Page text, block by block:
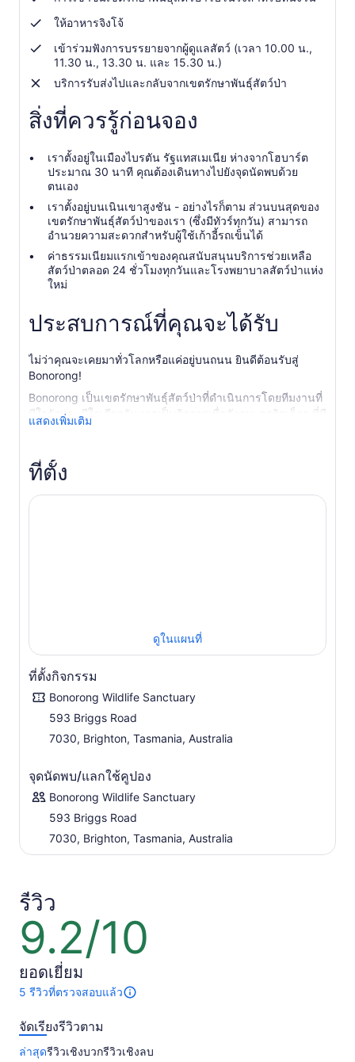
คน
ให้อาหารจิงโจ้
เข้าร่วมฟังการบรรยายจากผู้ดูแลสัตว์ (เวลา 10.00 น.,
11.30 น., 13.30 น. และ 15.30 น.)
บริการรับส่งไปและกลับจากเขตรักษาพันธุ์สัตว์ป่า
สิ่งที่ควรรู้ก่อนจอง
เราตั้งอยู่ในเมืองไบรตัน รัฐแทสเมเนีย ห่างจากโฮบาร์ต
ประมาณ 30 นาที คุณต้องเดินทางไปยังจุดนัดพบด้วย
ตนเอง
เราตั้งอยู่บนเนินเขาสูงชัน - อย่างไรก็ตาม ส่วนบนสุดของ
เขตรักษาพันธุ์สัตว์ป่าของเรา (ซึ่งมีทัวร์ทุกวัน) สามารถ
อำนวยความสะดวกสำหรับผู้ใช้เก้าอี้รถเข็นได้
ค่าธรรมเนียมแรกเข้าของคุณสนับสนุนบริการช่วยเหลือ
สัตว์ป่าตลอด 24 ชั่วโมงทุกวันและโรงพยาบาลสัตว์ป่าแห่ง
ใหม่
ประสบการณ์ที่คุณจะได้รับ
ไม่ว่าคุณจะเคยมาทั่วโลกหรือแค่อยู่บนถนน ยินดีต้อนรับสู่
Bonorong!
Bonorong เป็นเขตรักษาพันธุ์สัตว์ป่าที่ดำเนินการโดยทีมงานที่
มีใจรักและมีใจเดียวกัน เราเป็นกิจการเพื่อสังคม: ธุรกิจเล็กๆ ที่มี
หัวใจที่ยิ่งใหญ่ เราดำเนินการบริการช่วยเหลือสัตว์ป่าตลอด 24
ทุกข์ทรมานหลายพันตัวในแต่ละปี
บริการช่วยเหลือสัตว์ป่าและโรงพยาบาลสัตว์ป่าของเราได้รับ
เงินทุนทั้งหมดจากค่าเข้าชม ซึ่งหมายความว่าทุกครั้งที่เราช่วย
เพื่อประสบการณ์การชมสัตว์ป่าในแทสเมเนียที่สมบูรณ์แบบ
ที่สุด จองทัวร์ชมเขตรักษาพันธุ์สัตว์ป่าในเวลากลางวัน หรือ
เลือกทั้งแบบทัวร์ส่วนตัวสำหรับกลุ่มของคุณโดยเฉพาะ หรือ
แบบทัวร์ร่วมกับกลุ่มอื่นสำหรับกลุ่มไม่เกิน 10 คน
เราหวังว่าจะได้พบคุณเร็ว ๆ นี้!
แสดงเพิ่มเติม
ที่ตั้ง
ดูในแผนที่
ที่ตั้งกิจกรรม
Bonorong Wildlife Sanctuary
593 Briggs Road
7030, Brighton, Tasmania, Australia
จุดนัดพบ/แลกใช้คูปอง
Bonorong Wildlife Sanctuary
593 Briggs Road
7030, Brighton, Tasmania, Australia
รีวิว
9.2/10
9.2
จาก
10
ยอดเยี่ยม
5 รีวิวที่ตรวจสอบแล้ว
มี
รีวิว
กับ
จัดเรียงรีวิวตาม
ล่าสุดรีวิวเชิงบวกรีวิวเชิงลบ